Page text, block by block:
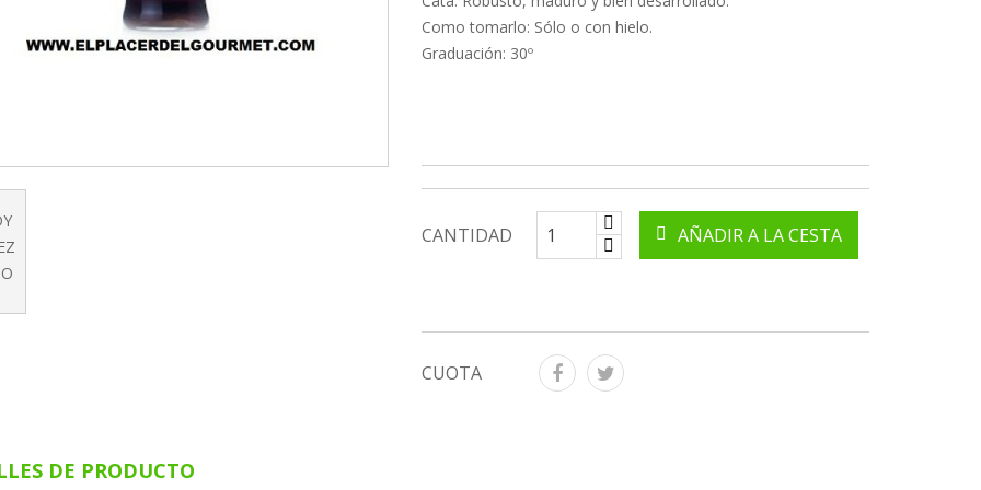
Como tomarlo: Sólo o con hielo.
Graduación: 30º
CANTIDAD AÑADIR A LA CESTA
CUOTA
DE PRODUCTO